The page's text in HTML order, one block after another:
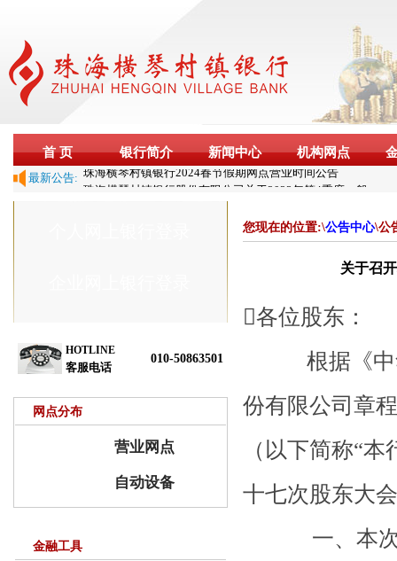
首 页 银行简介 新闻中心 机构网点
最新公告:
珠海横琴村镇银行2024春节假期网点营业时间公告
珠海横琴村镇银行股份有限公司关于2023年第4季度一般
珠海横琴村镇银行关于对单位客户银行询证函集中受理
珠海横琴村镇银行股份有限公司关于2024年第1季度一般
关于召开珠海横琴村镇银行股份有限公司第二十三次股
东大会会议的通知
HOTLINE
客服电话
010-50863501
网点分布
营业网点
自动设备
金融工具
您现在的位置:\公告中心\公
关于召
各位股东：
根据《中华
份有限公司章
（以下简称“
十七次股东大
一、本次会